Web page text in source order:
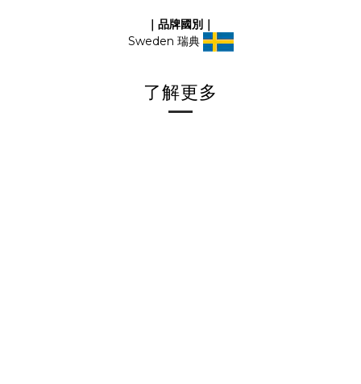
｜品牌國別｜
Sweden 瑞典
了解更多